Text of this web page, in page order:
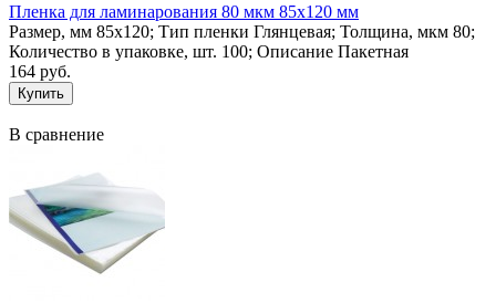
Пленка для ламинарования 80 мкм 85х120 мм
Размер, мм 85х120; Тип пленки Глянцевая; Толщина, мкм 80;
Количество в упаковке, шт. 100; Описание Пакетная
164 руб.
В сравнение